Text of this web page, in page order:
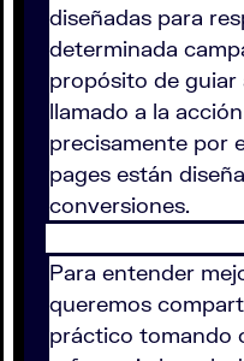
diseñadas para
determinada
propósito de guiar
llamado a la
precisamente por
pages están
conversiones.
Para entender
queremos
práctico tomando